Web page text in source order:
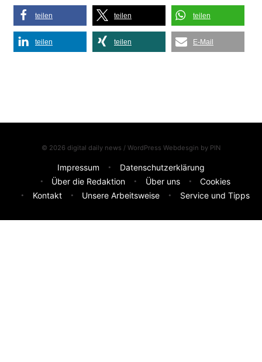
teilen teilen teilen
teilen teilen E-Mail
© 2026 digital daily news / WordPress Webdesgin by PIN
Impressum
Datenschutzerklärung
Über die Redaktion
Über uns
Cookies
Kontakt
Unsere Arbeitsweise Service und Tipps